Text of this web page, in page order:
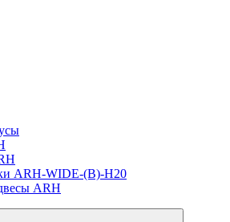
ARH-WIDE-(B)-H20
ARH